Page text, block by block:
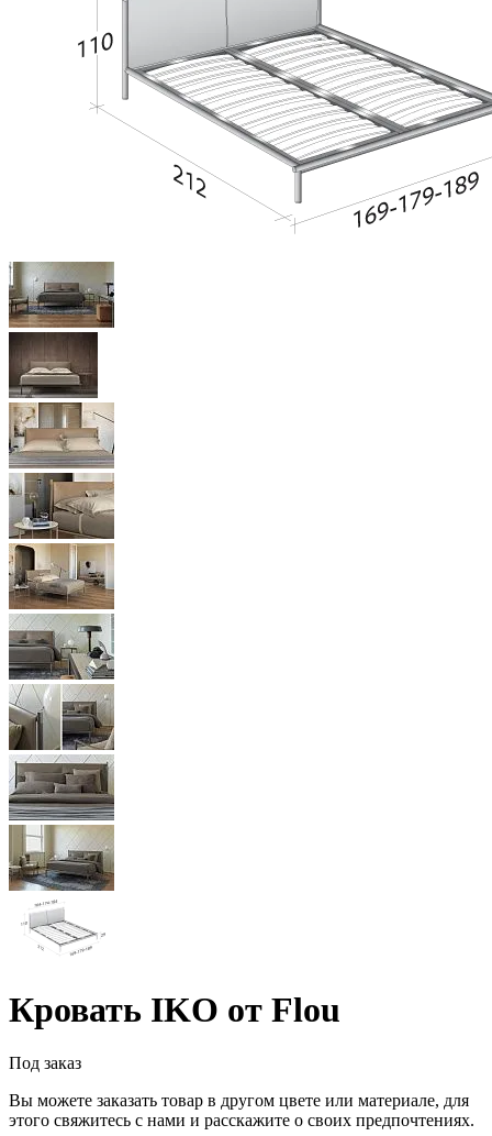
Кровать IKO от Flou
Под заказ
Вы можете заказать товар в другом цвете или материале, для
этого свяжитесь с нами и расскажите о своих предпочтениях.